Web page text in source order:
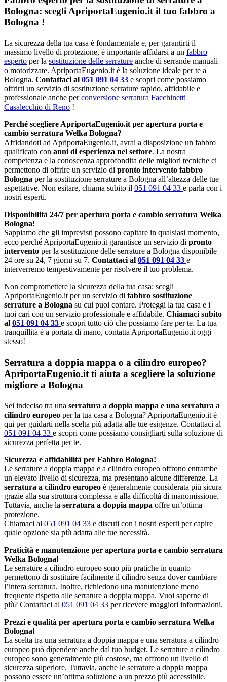
Bologna: scegli ApriportaEugenio.it il tuo fabbro a
Bologna !
La sicurezza della tua casa è fondamentale e, per garantirti il
massimo livello di protezione, è importante affidarsi a un fabbro
esperto per la sostituzione delle serrature anche di serrande manuali
o motorizzate. ApriportaEugenio.it è la soluzione ideale per te a
Bologna. Contattaci al 051 091 04 33 e scopri come possiamo
offrirti un servizio di sostituzione serrature rapido, affidabile e
professionale anche perconversione serratura Facchinetti
Casalecchio di Reno !
Perché scegliere ApriportaEugenio.it per apertura porta e
cambio serratura Welka Bologna?
Affidandoti ad ApriportaEugenio.it, avrai a disposizione un fabbro
qualificato con anni di esperienza nel settore. La nostra
competenza e la conoscenza approfondita delle migliori tecniche ci
permettono di offrire un servizio di pronto intervento fabbro
Bologna per la sostituzione serrature a Bologna all’altezza delle tue
aspettative. Non esitare, chiama subito il 051 091 04 33 e parla con i
nostri esperti.
Disponibilità 24/7 per apertura porta e cambio serratura Welka
Bologna!
Sappiamo che gli imprevisti possono capitare in qualsiasi momento,
ecco perché ApriportaEugenio.it garantisce un servizio di pronto
intervento per la sostituzione delle serrature a Bologna disponibile
24 ore su 24, 7 giorni su 7. Contattaci al 051 091 04 33 e
interverremo tempestivamente per risolvere il tuo problema.
Non compromettere la sicurezza della tua casa: scegli
ApriportaEugenio.it per un servizio di fabbro sostituzione
serrature a Bologna su cui puoi contare. Proteggi la tua casa e i
tuoi cari con un servizio professionale e affidabile. Chiamaci subito
al 051 091 04 33 e scopri tutto ciò che possiamo fare per te. La tua
tranquillità è a portata di mano, contatta ApriportaEugenio.it oggi
stesso!
Serratura a doppia mappa o a cilindro europeo?
ApriportaEugenio.it ti aiuta a scegliere la soluzione
migliore a Bologna
Sei indeciso tra una serratura a doppia mappa e una serratura a
cilindro europeo per la tua casa a Bologna? ApriportaEugenio.it è
qui per guidarti nella scelta più adatta alle tue esigenze. Contattaci al
051 091 04 33 e scopri come possiamo consigliarti sulla soluzione di
sicurezza perfetta per te.
Sicurezza e affidabilità per Fabbro Bologna!
Le serrature a doppia mappa e a cilindro europeo offrono entrambe
un elevato livello di sicurezza, ma presentano alcune differenze. La
serratura a cilindro europeo è generalmente considerata più sicura
grazie alla sua struttura complessa e alla difficoltà di manomissione.
Tuttavia, anche la serratura a doppia mappa offre un’ottima
protezione.
Chiamaci al 051 091 04 33 e discuti con i nostri esperti per capire
quale opzione sia più adatta alle tue necessità.
Praticità e manutenzione per apertura porta e cambio serratura
Welka Bologna!
Le serrature a cilindro europeo sono più pratiche in quanto
permettono di sostituire facilmente il cilindro senza dover cambiare
l’intera serratura. Inoltre, richiedono una manutenzione meno
frequente rispetto alle serrature a doppia mappa. Vuoi saperne di
più? Contattaci al 051 091 04 33 per ricevere maggiori informazioni.
Prezzi e qualità per apertura porta e cambio serratura Welka
Bologna!
La scelta tra una serratura a doppia mappa e una serratura a cilindro
europeo può dipendere anche dal tuo budget. Le serrature a cilindro
europeo sono generalmente più costose, ma offrono un livello di
sicurezza superiore. Tuttavia, anche le serrature a doppia mappa
possono essere un’ottima soluzione a un prezzo più accessibile.